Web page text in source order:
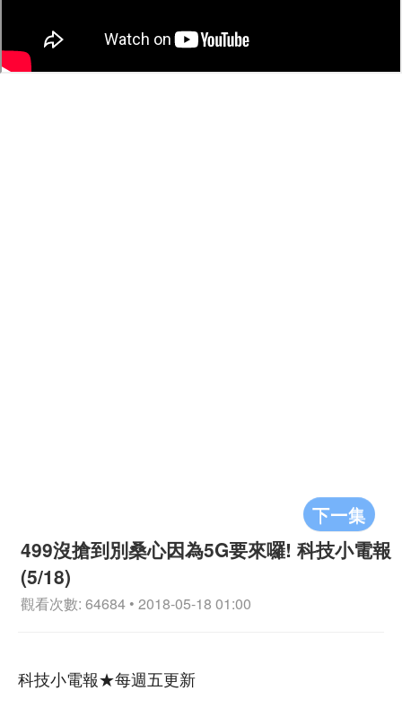
下一集
499沒搶到別桑心因為5G要來囉! 科技小電報
(5/18)
觀看次數: 64684 • 2018-05-18 01:00
科技小電報★每週五更新